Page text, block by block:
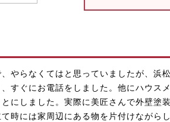
やらなくてはと思っていましたが、浜
すぐにお電話をしました。他にハウ
にしました。実際に美匠さんで外壁塗
時には家周辺にある物を片付けながら